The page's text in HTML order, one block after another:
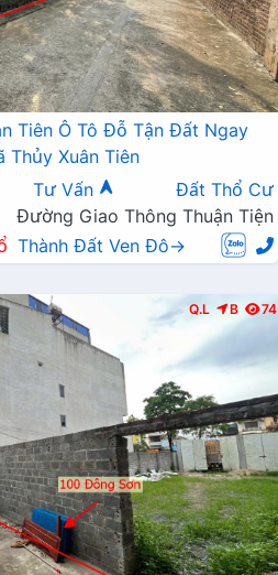
Đất Ngay
Thủy Xuân Tiên
Tư Vấn
Đất Thổ Cư
Đường Giao Thông Thuận Tiện
Thành Đất Ven Đô→
Q.L B 74